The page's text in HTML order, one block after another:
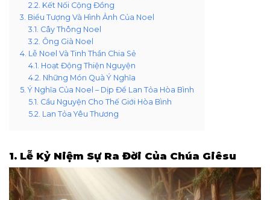
2.2. Kết Nối Cộng Đồng
3. Biểu Tượng Và Hình Ảnh Của Noel
3.1. Cây Thông Noel
3.2. Ông Già Noel
4. Lễ Noel Và Tinh Thần Chia Sẻ
4.1. Hoạt Động Thiện Nguyện
4.2. Những Món Quà Ý Nghĩa
5. Ý Nghĩa Của Noel – Dịp Để Lan Tỏa Hòa Bình
5.1. Cầu Nguyện Cho Thế Giới Hòa Bình
5.2. Lan Tỏa Yêu Thương
1. Lễ Kỷ Niệm Sự Ra Đời Của Chúa Giêsu